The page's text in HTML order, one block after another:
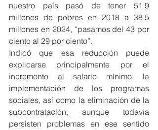
nuestro país pasó de tener 51.9
millones de pobres en 2018 a 38.5
millones en 2024, “pasamos del 43 por
ciento al 29 por ciento”.
Indicó que esa reducción puede
explicarse principalmente por el
incremento al salario mínimo, la
implementación de los programas
sociales, así como la eliminación de la
subcontratación, aunque todavía
persisten problemas en ese sentido